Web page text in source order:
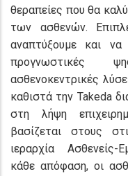
θεραπείες που θα
των ασθενών.
αναπτύξουμε και να
προγνωστικές
ασθενοκεντρικές
καθιστά την Takeda
στη λήψη
βασίζεται στους
ιεραρχία Ασθενείς-
κάθε απόφαση, οι